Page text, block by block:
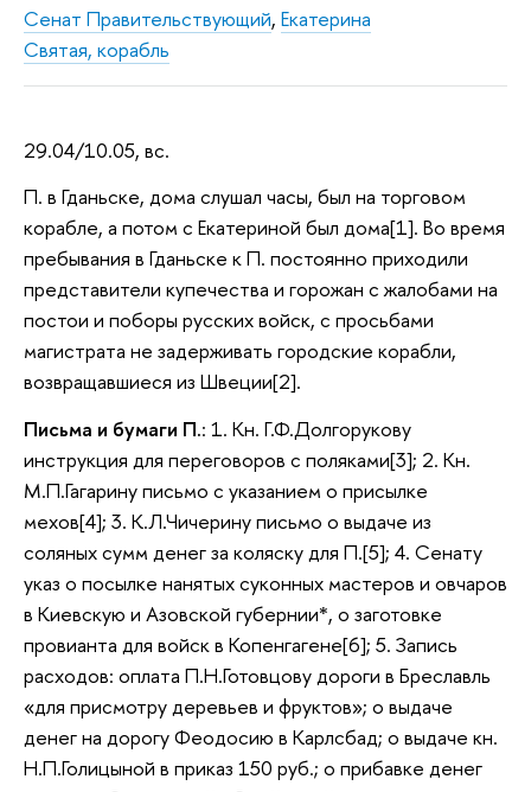
Сенат Правительствующий, Екатерина
Святая, корабль
29.04/10.05, вс.
П. в Гданьске, дома слушал часы, был на торговом
корабле, а потом с Екатериной был дома[1]. Во время
пребывания в Гданьске к П. постоянно приходили
представители купечества и горожан с жалобами на
постои и поборы русских войск, с просьбами
магистрата не задерживать городские корабли,
возвращавшиеся из Швеции[2].
Письма и бумаги П.: 1. Кн. Г.Ф.Долгорукову
инструкция для переговоров с поляками[3]; 2. Кн.
М.П.Гагарину письмо с указанием о присылке
мехов[4]; 3. К.Л.Чичерину письмо о выдаче из
соляных сумм денег за коляску для П.[5]; 4. Сенату
указ о посылке нанятых суконных мастеров и овчаров
в Киевскую и Азовской губернии*, о заготовке
провианта для войск в Копенгагене[6]; 5. Запись
расходов: оплата П.Н.Готовцову дороги в Бреславль
«для присмотру деревьев и фруктов»; о выдаче
денег на дорогу Феодосию в Карлсбад; о выдаче кн.
Н.П.Голицыной в приказ 150 руб.; о прибавке денег